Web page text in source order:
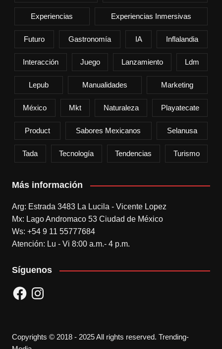
Experiencias Experiencias Inmersivas
Futuro Gastronomía IA Inflalandia
Interacción Juego Lanzamiento Ldm
Lepub Manualidades Marketing
México Mkt Naturaleza Playatecate
Product Sabores Mexicanos Selanusa
Tada Tecnología Tendencias Turismo
Más información
Arg: Estrada 3483 La Lucila - Vicente Lopez
Mx: Lago Andromaco 53 Ciudad de México
Ws: +54 9 11 55777684
Atención: Lu - Vi 8:00 a.m.- 4 p.m.
Síguenos
FacebookInstagram
Copyrights © 2018 - 2025 All rights reserved. Trending-